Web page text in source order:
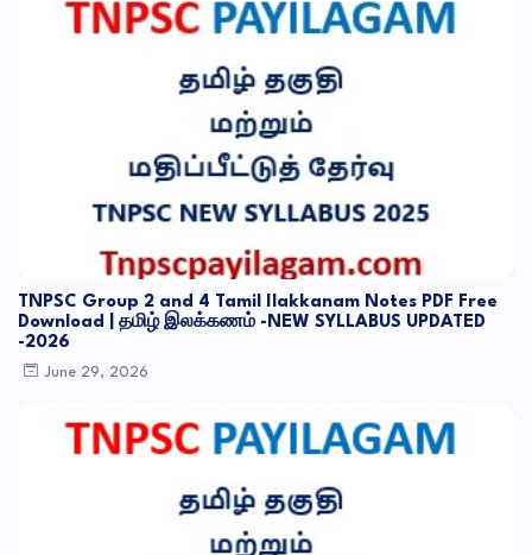
TNPSC Group 2 and 4 Tamil Ilakkanam Notes PDF Free
Download | தமிழ் இலக்கணம் -NEW SYLLABUS UPDATED
-2026
June 29, 2026